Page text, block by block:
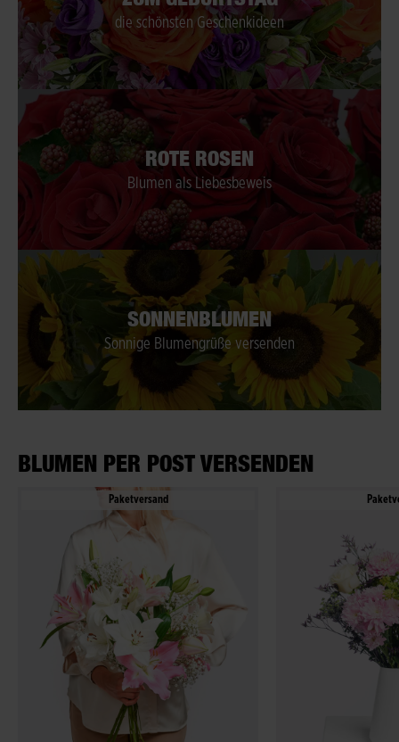
die schönsten Geschenkideen
ROTE ROSEN
Blumen als Liebesbeweis
SONNENBLUMEN
Sonnige Blumengrüße versenden
BLUMEN PER POST VERSENDEN
Paketversand